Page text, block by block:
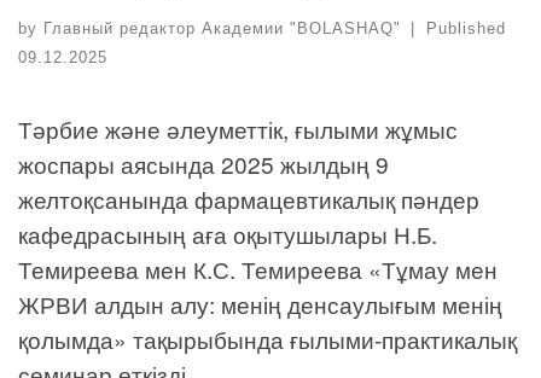
by Главный редактор Академии "BOLASHAQ" |
Published
09.12.2025
Тәрбие және әлеуметтік, ғылыми жұмыс
жоспары аясында 2025 жылдың 9
желтоқсанында фармацевтикалық пәндер
кафедрасының аға оқытушылары Н.Б.
Темиреева мен К.С. Темиреева «Тұмау мен
ЖРВИ алдын алу: менің денсаулығым менің
қолымда» тақырыбында ғылыми-практикалық